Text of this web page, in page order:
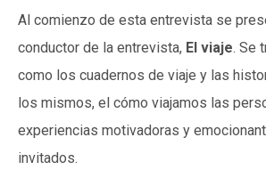
Al comienzo de esta entrevista se
conductor de la entrevista, El viaje. Se
como los cuadernos de viaje y las
los mismos, el cómo viajamos las
experiencias motivadoras y
invitados.